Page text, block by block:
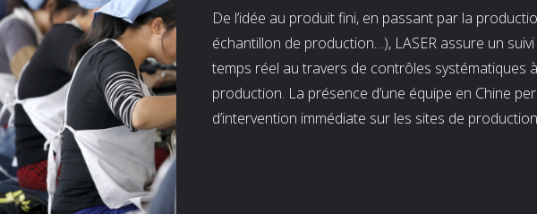
De l’idée au produit fini, en passant par la
échantillon de production…), LASER assure un
temps réel au travers de contrôles systématiques
production. La présence d’une équipe en Chine
d’intervention immédiate sur les sites de